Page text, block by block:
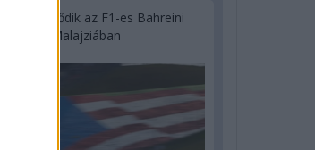
kezdődik az F1-es Bahreini
Nagydíj Malajziában